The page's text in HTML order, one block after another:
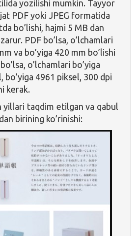
yozilishi mumkin. Tayyor
PDF yoki JPEG formatida
bo’lishi, hajmi 5 MB dan
PDF bo’lsa, o’lchamlari
va bo’yiga 420 mm bo’lishi
o’lchamlari bo’yiga
bo’yiga 4961 piksel, 300 dpi
kerak.
yillari taqdim etilgan va qabul
birining ko’rinishi: